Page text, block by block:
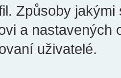
Způsoby
a nastavených
uživatelé.